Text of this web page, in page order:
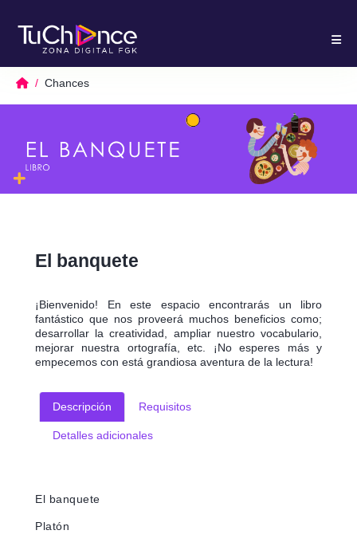
Chances
El banquete
¡Bienvenido! En este espacio encontrarás un libro
fantástico que nos proveerá muchos beneficios como;
desarrollar la creatividad, ampliar nuestro vocabulario,
mejorar nuestra ortografía, etc. ¡No esperes más y
empecemos con está grandiosa aventura de la lectura!
Descripción Requisitos
Detalles adicionales
El banquete
Platón